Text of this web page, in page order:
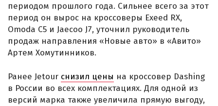
периодом прошлого года. Сильнее всего за этот
период он вырос на кроссоверы Exeed RX,
Omoda C5 и Jaecoo J7, уточнил руководитель
продаж направления «Новые авто» в «Авито»
Артем Хомутинников.
Ранее Jetour снизил цены на кроссовер Dashing
в России во всех комплектациях. Для одной из
версий марка также увеличила прямую выгоду,